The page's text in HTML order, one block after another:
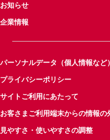
お知らせ
企業情報
パーソナルデータ（個人情報など
プライバシーポリシー
サイトご利用にあたって
お客さまご利用端末からの情報の
見やすさ・使いやすさの調整